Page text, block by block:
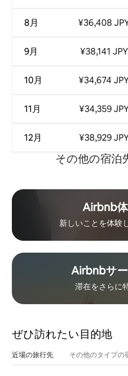
8月
9月
10月
11月
12月
¥36,408
¥38,141 JPY
¥34,674
¥34,359
¥38,929
その他の宿⁠泊⁠
Airbnb
新しいことを体験
Airbnb⁠サ⁠
滞在をさ⁠ら⁠に
ぜひ訪⁠れ⁠た⁠い目⁠的⁠地
近場の旅行先 その他のタ⁠イ⁠プ⁠の